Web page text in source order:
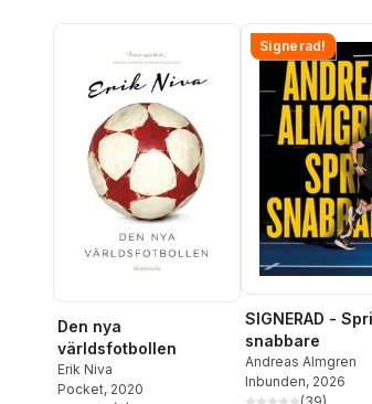
Den nya
världsfotbollen
Erik Niva
Pocket, 2020
Signerad!
SIGNERAD -
snabbare
Andreas Almgren
Inbunden, 2026